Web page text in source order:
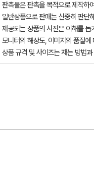
판촉물은 판촉을 목적으로 제작하
일반상품으로 판매는 신중히 판단
제공되는 상품의 사진은 이해를
모니터의 해상도, 이미지의 품질
상품 규격 및 사이즈는 재는 방법